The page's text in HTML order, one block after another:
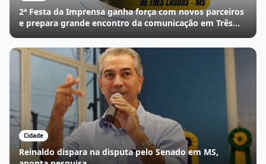
2ª Festa da Imprensa ganha força com novos parceiros
e prepara grande encontro da comunicação em Três
Cidade
Reinaldo dispara na disputa pelo Senado em MS,